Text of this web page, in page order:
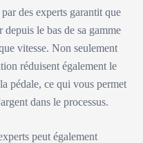
des experts garantit que
le bas de sa gamme
vitesse. Non seulement
réduisent également le
pédale, ce qui vous permet
dans le processus.
peut également